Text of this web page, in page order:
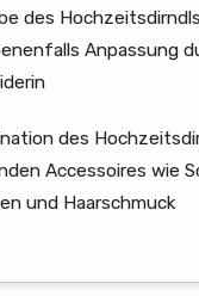
des
Anpassung
des
Accessoires wie
und Haarschmuck